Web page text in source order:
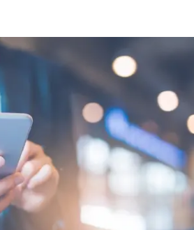
advocaten bij hun
van de advocatenpas tot
en